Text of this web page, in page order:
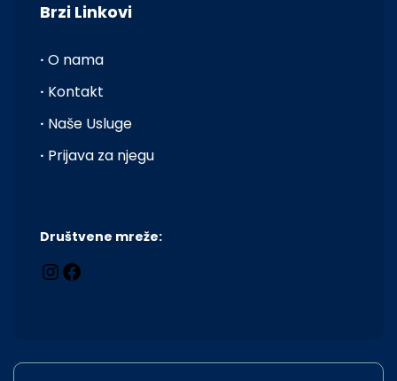
Brzi Linkovi
· O nama
· Kontakt
· Naše Usluge
· Prijava za njegu
Društvene mreže: